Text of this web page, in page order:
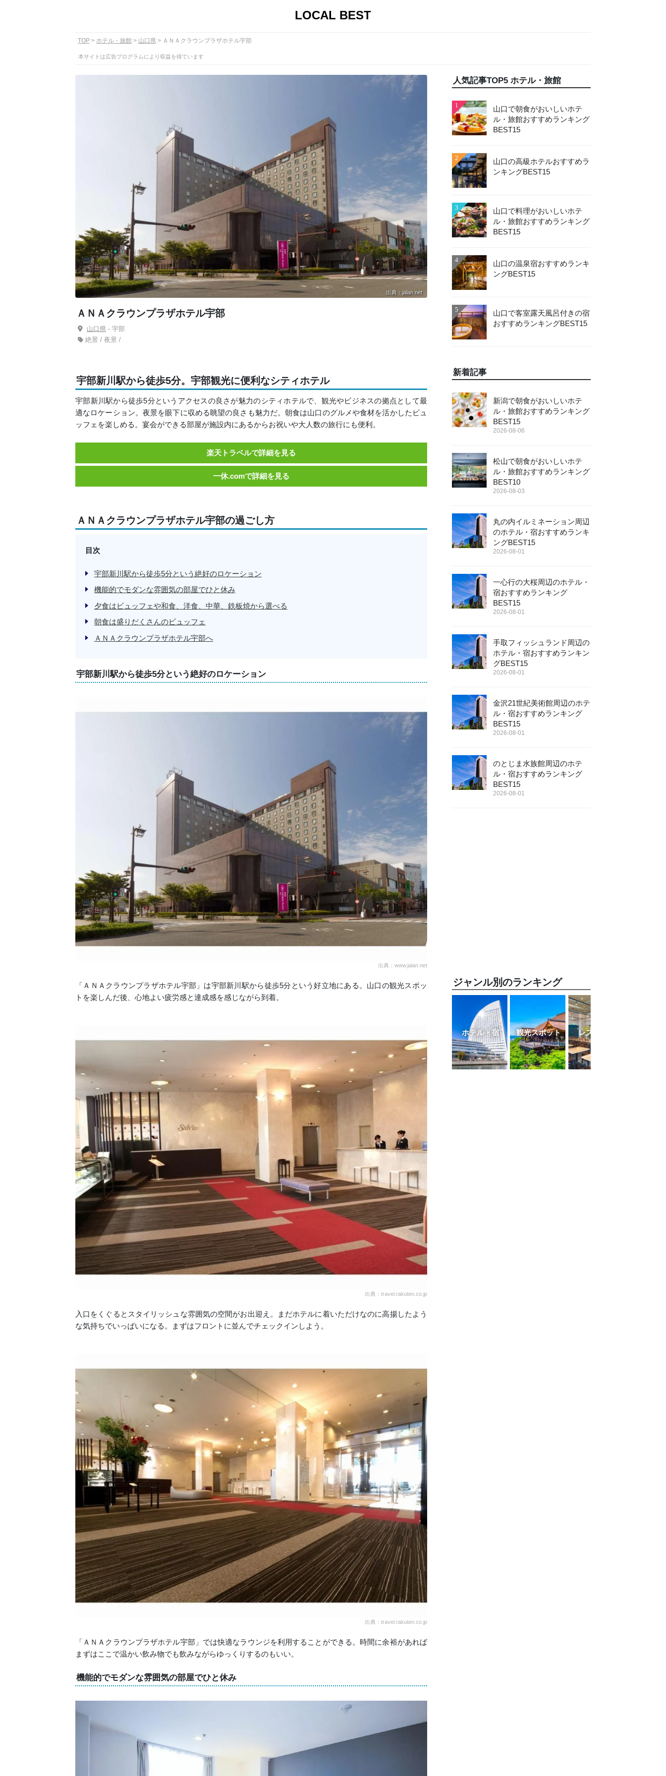
LOCAL BEST
TOP ホテル・旅館 山口県 ＡＮＡクラウンプラザホテル宇部
本サイトは広告プログラムにより収益を得ています
出典：jalan.net
ＡＮＡクラウンプラザホテル宇部
山口県 - 宇部
絶景 / 夜景 /
宇部新川駅から徒歩5分。宇部観光に便利なシティホテル
宇部新川駅から徒歩5分というアクセスの良さが魅力のシティホテルで、観光やビジネスの拠点として最
適なロケーション。夜景を眼下に収める眺望の良さも魅力だ。朝食は山口のグルメや食材を活かしたビュ
ッフェを楽しめる。宴会ができる部屋が施設内にあるからお祝いや大人数の旅行にも便利。
楽天トラベルで詳細を見る
一休.comで詳細を見る
ＡＮＡクラウンプラザホテル宇部の過ごし方
目次
宇部新川駅から徒歩5分という絶好のロケーション
機能的でモダンな雰囲気の部屋でひと休み
夕食はビュッフェや和食、洋食、中華、鉄板焼から選べる
朝食は盛りだくさんのビュッフェ
ＡＮＡクラウンプラザホテル宇部へ
宇部新川駅から徒歩5分という絶好のロケーション
出典：www.jalan.net
「ＡＮＡクラウンプラザホテル宇部」は宇部新川駅から徒歩5分という好立地にある。山口の観光スポッ
トを楽しんだ後、心地よい疲労感と達成感を感じながら到着。
出典：travel.rakuten.co.jp
入口をくぐるとスタイリッシュな雰囲気の空間がお出迎え。まだホテルに着いただけなのに高揚したよう
な気持ちでいっぱいになる。まずはフロントに並んでチェックインしよう。
出典：travel.rakuten.co.jp
「ＡＮＡクラウンプラザホテル宇部」では快適なラウンジを利用することができる。時間に余裕があれば
まずはここで温かい飲み物でも飲みながらゆっくりするのもいい。
機能的でモダンな雰囲気の部屋でひと休み
人気記事TOP5 ホテル・旅館
1
山口で朝食がおいしいホテ
ル・旅館おすすめランキング
BEST15
2
山口の高級ホテルおすすめラ
ンキングBEST15
3
山口で料理がおいしいホテ
ル・旅館おすすめランキング
BEST15
4
山口の温泉宿おすすめランキ
ングBEST15
5
山口で客室露天風呂付きの宿
おすすめランキングBEST15
新着記事
新潟で朝食がおいしいホテ
ル・旅館おすすめランキング
BEST15
2026-08-06
松山で朝食がおいしいホテ
ル・旅館おすすめランキング
BEST10
2026-08-03
丸の内イルミネーション周辺
のホテル・宿おすすめランキ
ングBEST15
2026-08-01
一心行の大桜周辺のホテル・
宿おすすめランキング
BEST15
2026-08-01
手取フィッシュランド周辺の
ホテル・宿おすすめランキン
グBEST15
2026-08-01
金沢21世紀美術館周辺のホテ
ル・宿おすすめランキング
BEST15
2026-08-01
のとじま水族館周辺のホテ
ル・宿おすすめランキング
BEST15
2026-08-01
ジャンル別のランキング
ホテル・宿 観光スポット レストラン